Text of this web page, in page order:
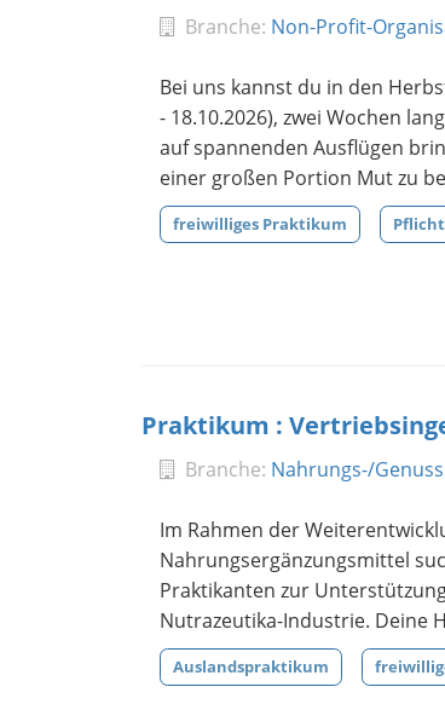
Branche: Non-Profit-
Bei uns kannst du in den
- 18.10.2026), zwei Wochen
auf spannenden Ausflügen
einer großen Portion Mut zu
freiwilliges Praktikum
Praktikum :
Branche: Nahrungs-/
Im Rahmen der
Nahrungsergänzungsmittel
Praktikanten zur
Nutrazeutika-Industrie. Deine
Auslandspraktikum